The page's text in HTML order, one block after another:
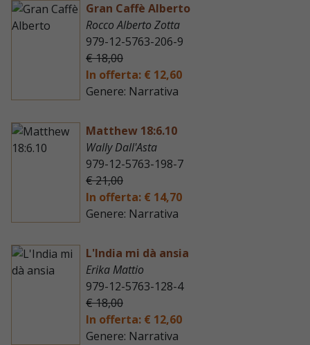
Gran Caffè Alberto
Rocco Alberto Zotta
979-12-5763-206-9
€ 18,00
In offerta: € 12,60
Genere: Narrativa
Matthew 18:6.10
Wally Dall'Asta
979-12-5763-198-7
€ 21,00
In offerta: € 14,70
Genere: Narrativa
L'India mi dà ansia
Erika Mattio
979-12-5763-128-4
€ 18,00
In offerta: € 12,60
Genere: Narrativa